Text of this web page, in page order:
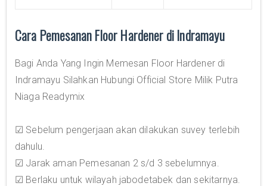
Cara Pemesanan Floor Hardener di Indramayu
Bagi Anda Yang Ingin Memesan Floor Hardener di
Indramayu Silahkan Hubungi Official Store Milik Putra
Niaga Readymix
☑ Sebelum pengerjaan akan dilakukan suvey terlebih
dahulu.
☑ Jarak aman Pemesanan 2 s/d 3 sebelumnya.
☑ Berlaku untuk wilayah jabodetabek dan sekitarnya.